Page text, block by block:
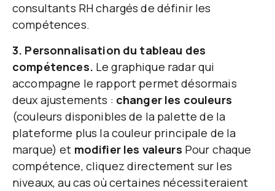
consultants RH chargés de définir les
compétences.
3. Personnalisation du tableau des
compétences. Le graphique radar qui
accompagne le rapport permet désormais
deux ajustements : changer les couleurs
(couleurs disponibles de la palette de la
plateforme plus la couleur principale de la
marque) et modifier les valeurs Pour chaque
compétence, cliquez directement sur les
niveaux, au cas où certaines nécessiteraient